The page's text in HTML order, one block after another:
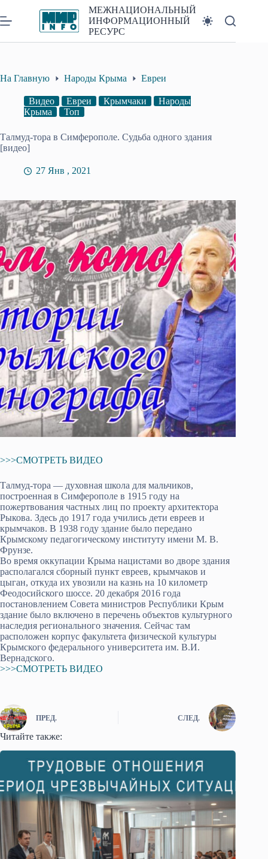
к
сути
МЕЖНАЦИОНАЛЬНЫЙ
ИНФОРМАЦИОННЫЙ
РЕСУРС
На Главную Народы Крыма Евреи
Видео Евреи Крымчаки
Народы
Крыма
Топ
Талмуд-тора в Симферополе. Судьба одного здания
[видео]
27 Янв , 2021
>>>СМОТРЕТЬ ВИДЕО
Талмуд-тора — духовная школа для мальчиков,
построенная в Симферополе в 1915 году на
пожертвования частных лиц по проекту архитектора
Рыкова. Здесь до 1917 года учились дети евреев и
крымчаков. В 1938 году здание было передано
Крымскому педагогическому институту имени М. В.
Фрунзе.
Во время оккупации Крыма нацистами во дворе здания
располагался сборный пункт евреев, крымчаков и
цыган, откуда их увозили на казнь на 10 километр
Феодосийского шоссе. 20 декабря 2016 года
постановлением Совета министров Республики Крым
здание было включено в перечень объектов культурного
наследия регионального значения. Сейчас там
расположен корпус факультета физической культуры
Крымского федерального университета им. В.И.
Вернадского.
>>>СМОТРЕТЬ ВИДЕО
ПРЕД. СЛЕД.
Читайте также: